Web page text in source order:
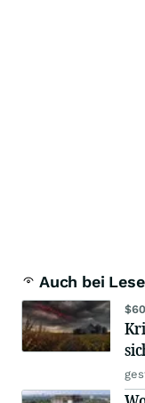
Auch bei